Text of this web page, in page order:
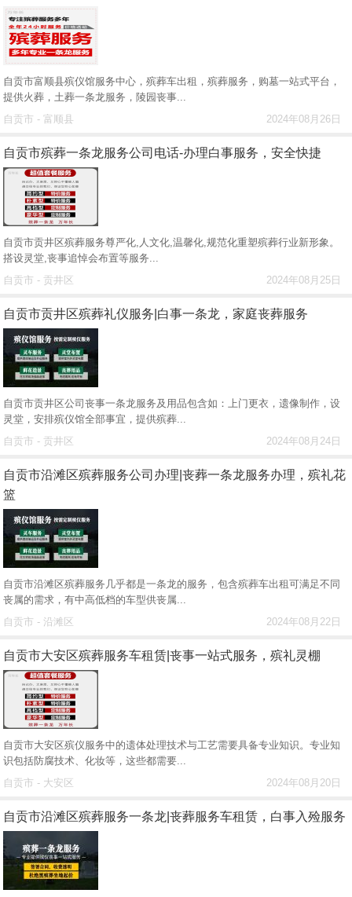
自贡市富顺县殡仪馆服务中心，殡葬车出租，殡葬服务，购墓一站式平台，
提供火葬，土葬一条龙服务，陵园丧事...
2024年08月26日
自贡市 - 富顺县
自贡市殡葬一条龙服务公司电话-办理白事服务，安全快捷
自贡市贡井区殡葬服务尊严化,人文化,温馨化,规范化重塑殡葬行业新形象。
搭设灵堂,丧事追悼会布置等服务...
2024年08月25日
自贡市 - 贡井区
自贡市贡井区殡葬礼仪服务|白事一条龙，家庭丧葬服务
自贡市贡井区公司丧事一条龙服务及用品包含如：上门更衣，遗像制作，设
灵堂，安排殡仪馆全部事宜，提供殡葬...
2024年08月24日
自贡市 - 贡井区
自贡市沿滩区殡葬服务公司办理|丧葬一条龙服务办理，殡礼花
篮
自贡市沿滩区殡葬服务几乎都是一条龙的服务，包含殡葬车出租可满足不同
丧属的需求，有中高低档的车型供丧属...
2024年08月22日
自贡市 - 沿滩区
自贡市大安区殡葬服务车租赁|丧事一站式服务，殡礼灵棚
自贡市大安区殡仪服务中的遗体处理技术与工艺需要具备专业知识。专业知
识包括防腐技术、化妆等，这些都需要...
2024年08月20日
自贡市 - 大安区
自贡市沿滩区殡葬服务一条龙|丧葬服务车租赁，白事入殓服务